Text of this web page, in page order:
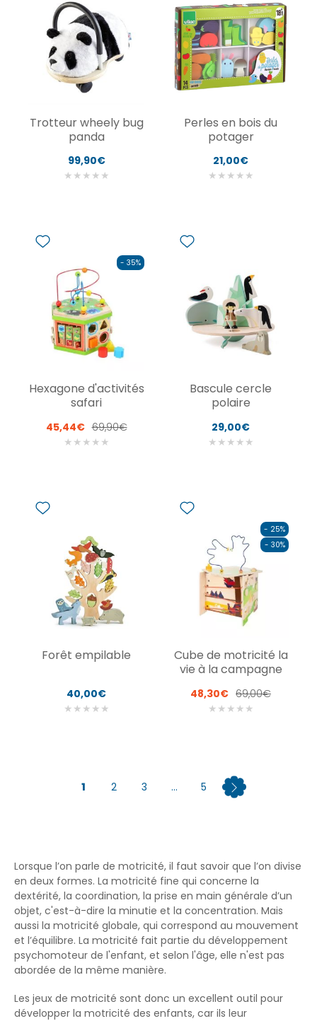
Trotteur wheely bug
panda
99,90€
★ ★ ★ ★ ★
Perles en bois du
potager
21,00€
★ ★ ★ ★ ★
- 35%
Hexagone d'activités
safari
45,44€ 69,90€
★ ★ ★ ★ ★
Bascule cercle
polaire
29,00€
★ ★ ★ ★ ★
Forêt empilable
40,00€
★ ★ ★ ★ ★
- 25%
- 30%
Cube de motricité la
vie à la campagne
48,30€ 69,00€
★ ★ ★ ★ ★
1 2 3 ... 5
Lorsque l’on parle de motricité, il faut savoir que l’on divise
en deux formes. La motricité fine qui concerne la
dextérité, la coordination, la prise en main générale d’un
objet, c'est-à-dire la minutie et la concentration. Mais
aussi la motricité globale, qui correspond au mouvement
et l’équilibre. La motricité fait partie du développement
psychomoteur de l'enfant, et selon l'âge, elle n'est pas
abordée de la même manière.
Les jeux de motricité sont donc un excellent outil pour
développer la motricité des enfants, car ils leur